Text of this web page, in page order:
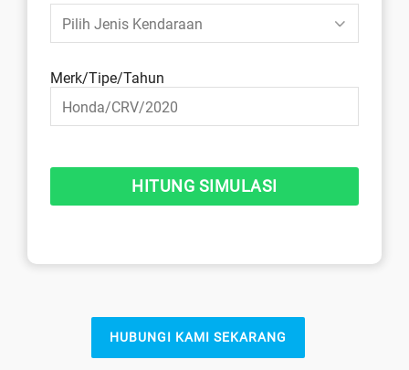
Merk/Tipe/Tahun
HUBUNGI KAMI SEKARANG